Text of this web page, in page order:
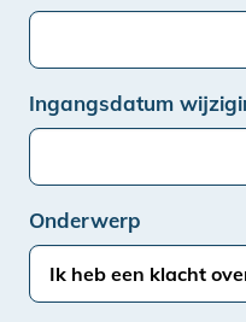
Ingangsdatum
Onderwerp